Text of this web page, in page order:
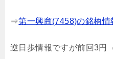
⇒第一興商(7458)の銘柄情
逆日歩情報ですが前回3円